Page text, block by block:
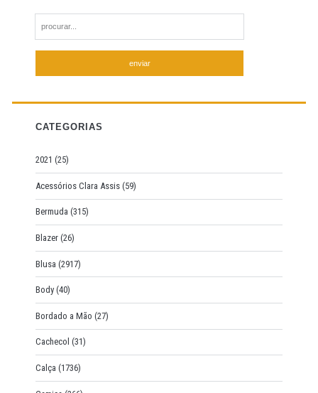
e
h
f
r
:
CATEGORIAS
2021 (25)
Acessórios Clara Assis (59)
Bermuda (315)
Blazer (26)
Blusa (2917)
Body (40)
Bordado a Mão (27)
Cachecol (31)
Calça (1736)